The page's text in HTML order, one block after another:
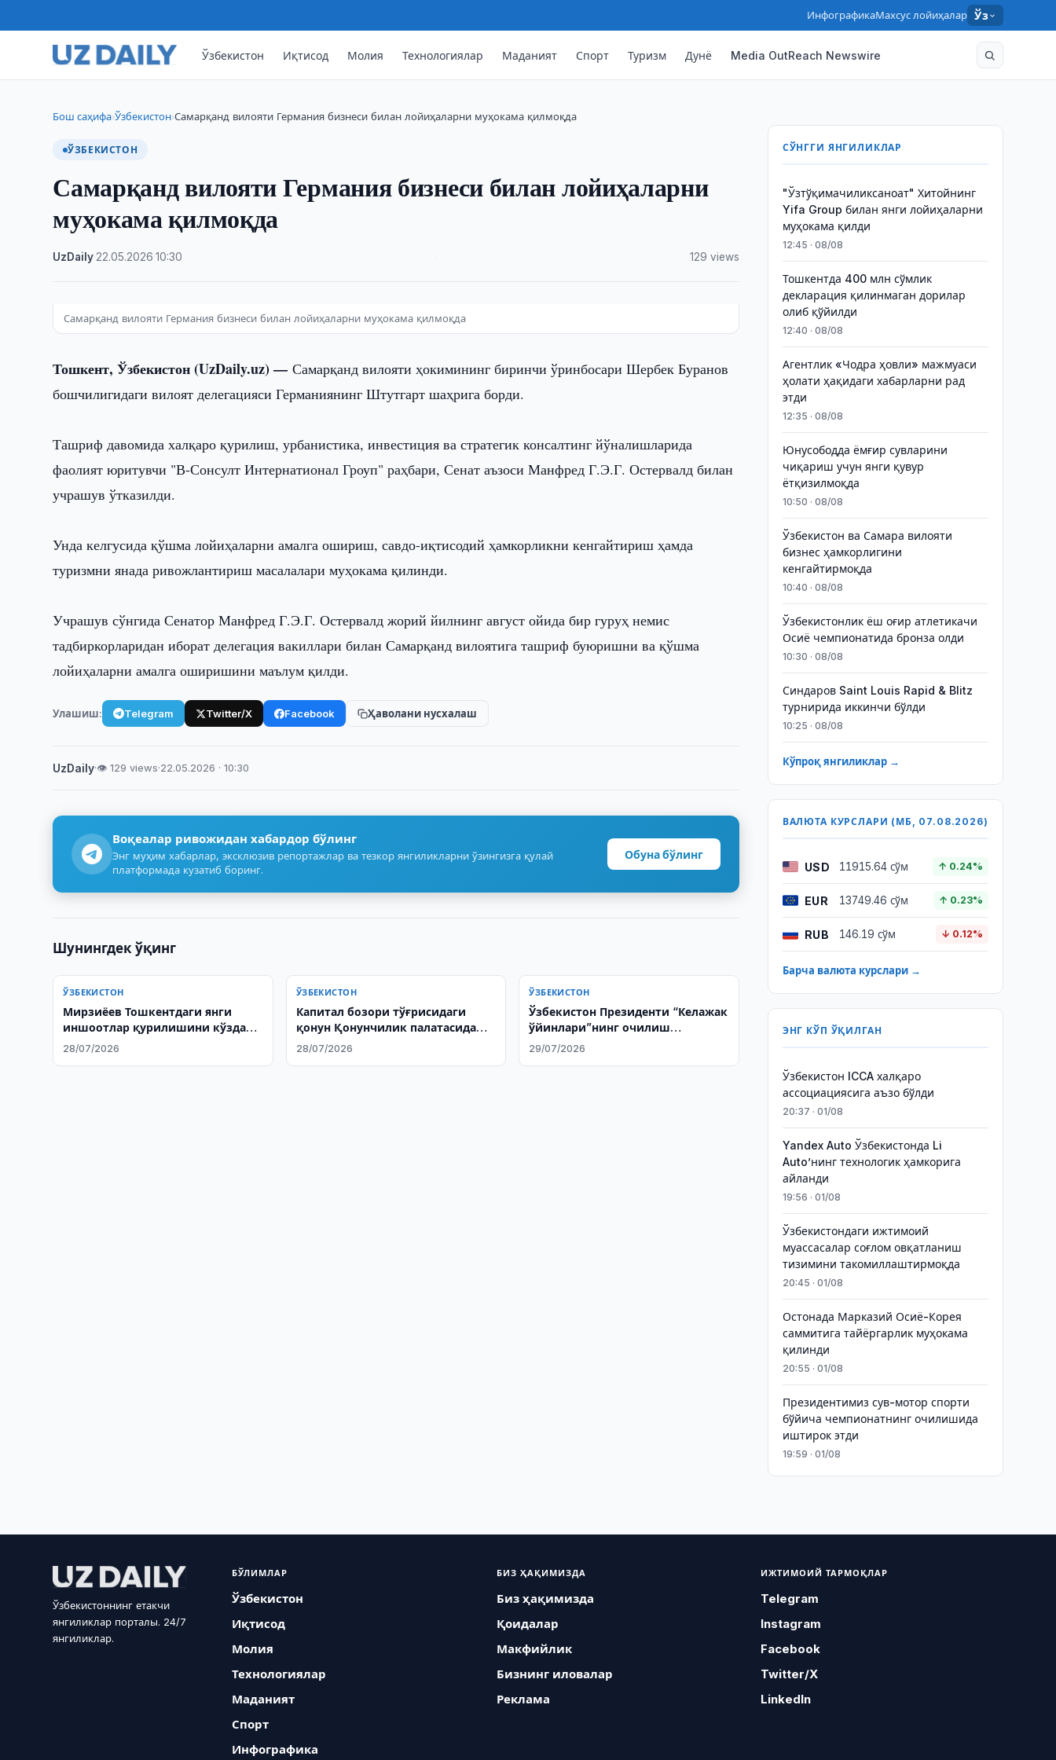
ИнфографикаМахсус лойиҳалар Ўз
Ўзбекистон Иқтисод Молия Технологиялар Маданият Спорт Туризм Дунё Media OutReach Newswire
Бош саҳифа›Ўзбекистон›Самарқанд вилояти Германия бизнеси билан лойиҳаларни муҳокама қилмоқда
ЎЗБЕКИСТОН
Самарқанд вилояти Германия бизнеси билан лойиҳаларни
муҳокама қилмоқда
UzDaily 22.05.2026 ·10:30 129 views
Самарқанд вилояти Германия бизнеси билан лойиҳаларни муҳокама қилмоқда
Тошкент, Ўзбекистон (UzDaily.uz) —Самарқанд вилояти ҳокимининг биринчи ўринбосари Шербек Буранов
бошчилигидаги вилоят делегацияси Германиянинг Штутгарт шаҳрига борди.
Ташриф давомида халқаро қурилиш, урбанистика, инвестиция ва стратегик консалтинг йўналишларида
фаолият юритувчи "В-Сонсулт Интернатионал Гроуп" раҳбари, Сенат аъзоси Манфред Г.Э.Г. Остервалд билан
учрашув ўтказилди.
Унда келгусида қўшма лойиҳаларни амалга ошириш, савдо-иқтисодий ҳамкорликни кенгайтириш ҳамда
туризмни янада ривожлантириш масалалари муҳокама қилинди.
Учрашув сўнгида Сенатор Манфред Г.Э.Г. Остервалд жорий йилнинг август ойида бир гуруҳ немис
тадбиркорларидан иборат делегация вакиллари билан Самарқанд вилоятига ташриф буюришни ва қўшма
лойиҳаларни амалга оширишини маълум қилди.
Улашиш: Telegram Twitter/X Facebook Ҳаволани нусхалаш
UzDaily·👁 129 views·22.05.2026 · 10:30
Воқеалар ривожидан хабардор бўлинг
Энг муҳим хабарлар, эксклюзив репортажлар ва тезкор янгиликларни ўзингизга қулай
платформада кузатиб боринг.
Обуна бўлинг
Шунингдек ўқинг
ЎЗБЕКИСТОН
Мирзиёев Тошкентдаги янги
иншоотлар қурилишини кўздан
кечирди
28/07/2026
ЎЗБЕКИСТОН
Капитал бозори тўғрисидаги
қонун Қонунчилик палатасида
биринчи ўқишда қабул қилинди
28/07/2026
ЎЗБЕКИСТОН
Ўзбекистон Президенти “Келажак
ўйинлари”нинг очилиш
маросимида иштирок этди
29/07/2026
СЎНГГИ ЯНГИЛИКЛАР
"Ўзтўқимачиликсаноат" Хитойнинг
Yifa Group билан янги лойиҳаларни
муҳокама қилди
12:45 · 08/08
Тошкентда 400 млн сўмлик
декларация қилинмаган дорилар
олиб қўйилди
12:40 · 08/08
Агентлик «Чодра ҳовли» мажмуаси
ҳолати ҳақидаги хабарларни рад
этди
12:35 · 08/08
Юнусободда ёмғир сувларини
чиқариш учун янги қувур
ётқизилмоқда
10:50 · 08/08
Ўзбекистон ва Самара вилояти
бизнес ҳамкорлигини
кенгайтирмоқда
10:40 · 08/08
Ўзбекистонлик ёш оғир атлетикачи
Осиё чемпионатида бронза олди
10:30 · 08/08
Синдаров Saint Louis Rapid & Blitz
турнирида иккинчи бўлди
10:25 · 08/08
Кўпроқ янгиликлар →
ВАЛЮТА КУРСЛАРИ (МБ, 07.08.2026)
USD 11915.64 сўм ↑ 0.24%
EUR 13749.46 сўм ↑ 0.23%
RUB 146.19 сўм ↓ 0.12%
Барча валюта курслари →
ЭНГ КЎП ЎҚИЛГАН
Ўзбекистон ICCA халқаро
ассоциациясига аъзо бўлди
20:37 · 01/08
Yandex Auto Ўзбекистонда Li
Auto’нинг технологик ҳамкорига
айланди
19:56 · 01/08
Ўзбекистондаги ижтимоий
муассасалар соғлом овқатланиш
тизимини такомиллаштирмоқда
20:45 · 01/08
Остонада Марказий Осиё-Корея
саммитига тайёргарлик муҳокама
қилинди
20:55 · 01/08
Президентимиз сув-мотор спорти
бўйича чемпионатнинг очилишида
иштирок этди
19:59 · 01/08
Ўзбекистоннинг етакчи
янгиликлар порталы. 24/7
янгиликлар.
БЎЛИМЛАР
Ўзбекистон
Иқтисод
Молия
Технологиялар
Маданият
Спорт
Инфографика
БИЗ ҲАҚИМИЗДА
Биз ҳақимизда
Қоидалар
Макфийлик
Бизнинг иловалар
Реклама
ИЖТИМОИЙ ТАРМОҚЛАР
Telegram
Instagram
Facebook
Twitter/X
LinkedIn